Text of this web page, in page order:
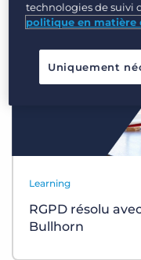
Planifier une
Learning
RGPD résolu
Bullhorn
technologies de suivi
politique en matière
Uniquement